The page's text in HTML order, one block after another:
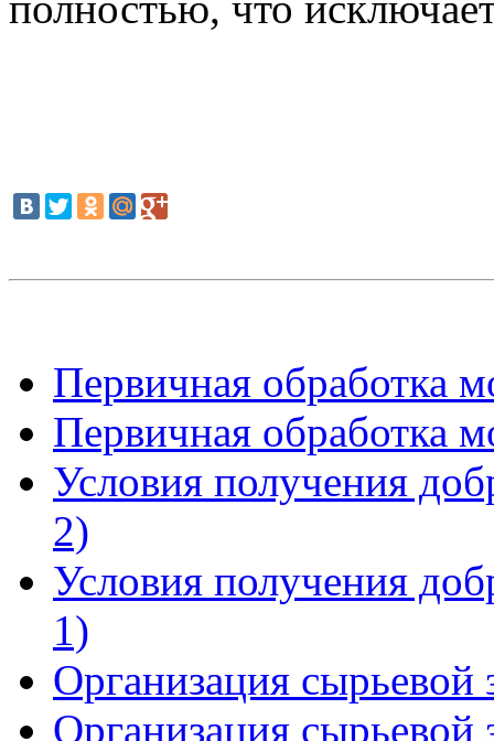
Первичная обработка
Первичная обработка
Условия получения
2)
Условия получения
1)
Организация сырьевой
Организация сырьевой